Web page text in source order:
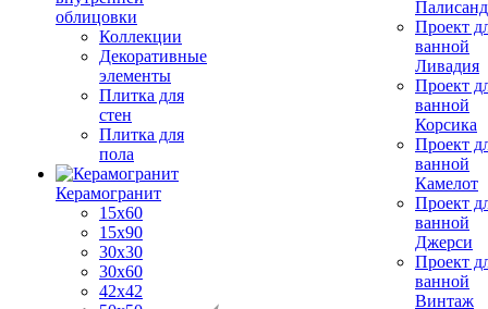
облицовки
Коллекции
Декоративные
элементы
Плитка для
стен
Плитка для
пола
Керамогранит
15х60
15x90
30х30
30х60
42х42
Проект
ванной
Ливадия
Проект
ванной
Корсика
Проект
ванной
Камелот
Проект
ванной
Джерси
Проект
ванной
Винтаж